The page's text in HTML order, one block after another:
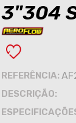
3"304
REFERÊNCIA:
DESCRIÇÃO: